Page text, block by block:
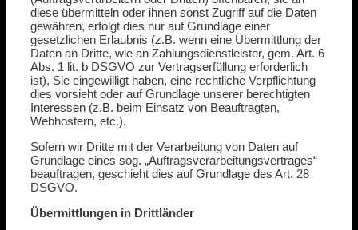
diese übermitteln oder ihnen sonst Zugriff auf die Daten
gewähren, erfolgt dies nur auf Grundlage einer
gesetzlichen Erlaubnis (z.B. wenn eine Übermittlung der
Daten an Dritte, wie an Zahlungsdienstleister, gem. Art. 6
Abs. 1 lit. b DSGVO zur Vertragserfüllung erforderlich
ist), Sie eingewilligt haben, eine rechtliche Verpflichtung
dies vorsieht oder auf Grundlage unserer berechtigten
Interessen (z.B. beim Einsatz von Beauftragten,
Webhostern, etc.).
Sofern wir Dritte mit der Verarbeitung von Daten auf
Grundlage eines sog. „Auftragsverarbeitungsvertrages“
beauftragen, geschieht dies auf Grundlage des Art. 28
DSGVO.
Übermittlungen in Drittländer